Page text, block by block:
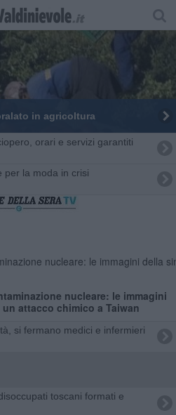
in agricoltura
orari e servizi garantiti
per la moda in crisi
nucleare: le immagini
attacco chimico a Taiwan
si fermano medici e infermieri
toscani formati e